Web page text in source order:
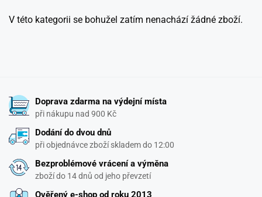
V této kategorii se bohužel zatím nenachází žádné zboží.
Doprava zdarma na výdejní místa
při nákupu nad 900 Kč
Dodání do dvou dnů
při objednávce zboží skladem do 12:00
Bezproblémové vrácení a výměna
zboží do 14 dnů od jeho převzetí
Ověřený e-shop od roku 2013